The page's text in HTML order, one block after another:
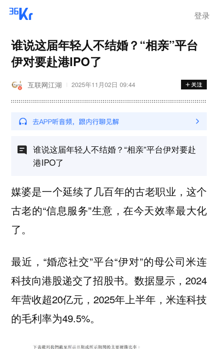
登录
谁说这届年轻人不结婚？“相亲”平台
伊对要赴港IPO了
互联网江湖 2025年11月02日 09:44
谁说这届年轻人不结婚？“相亲”平台伊对要赴
港IPO了
媒婆是一个延续了几百年的古老职业，这个
古老的“信息服务”生意，在今天效率最大化
了。
最近，“婚恋社交”平台“伊对”的母公司米连
科技向港股递交了招股书。数据显示，2024
年营收超20亿元，2025年上半年，米连科技
的毛利率为49.5%。